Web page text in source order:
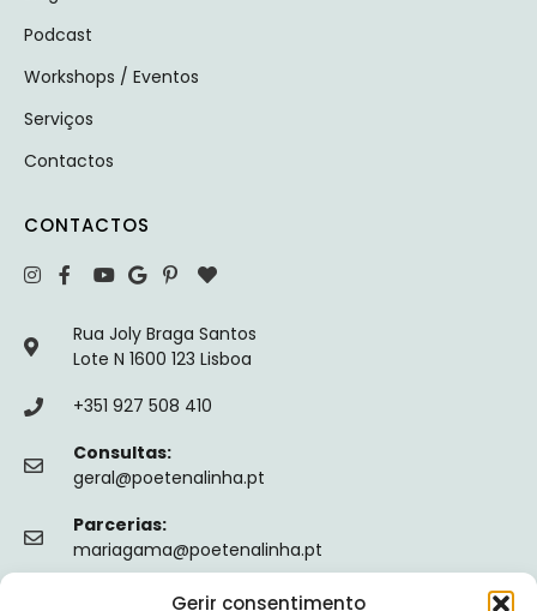
Gerir consentimento
Podcast
Workshops / Eventos
Serviços
Contactos
CONTACTOS
Rua Joly Braga Santos
Lote N 1600 123 Lisboa
+351 927 508 410
Consultas:
geral@poetenalinha.pt
Parcerias:
mariagama@poetenalinha.pt